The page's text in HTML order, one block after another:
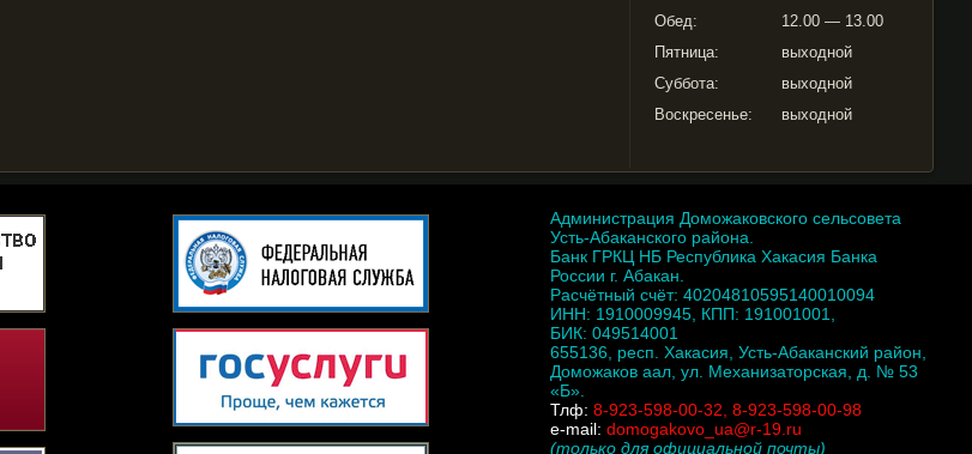
Обед:
12.00 — 13.00
Пятница:
выходной
Суббота:
выходной
Воскресенье:
выходной
Администрация Доможаковского сельсовета
Усть-Абаканского района.
Банк ГРКЦ НБ Республика Хакасия Банка
России г. Абакан.
Расчётный счёт: 40204810595140010094
ИНН: 1910009945, КПП: 191001001,
БИК: 049514001
655136, респ. Хакасия, Усть-Абаканский район,
Доможаков аал, ул. Механизаторская, д. № 53
«Б».
Тлф: 8-923-598-00-32, 8-923-598-00-98
e-mail: domogakovo_ua@r-19.ru
(только для официальной почты)